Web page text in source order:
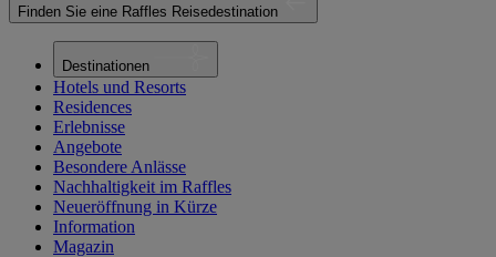
Finden Sie eine Raffles Reisedestination
Destinationen
Hotels und Resorts
Residences
Erlebnisse
Angebote
Besondere Anlässe
Nachhaltigkeit im Raffles
Neueröffnung in Kürze
Information
Magazin